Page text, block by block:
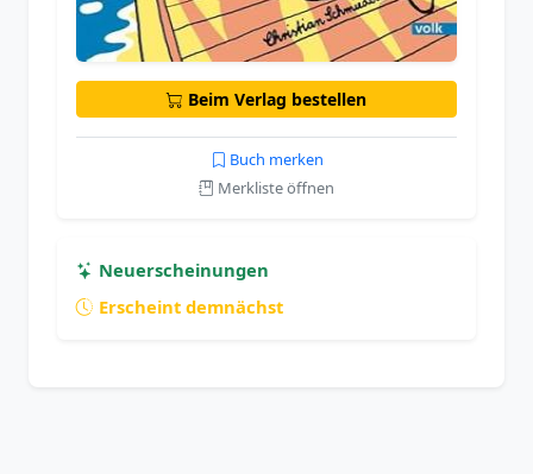
Beim Verlag bestellen
Buch merken
Merkliste öffnen
Neuerscheinungen
Erscheint demnächst